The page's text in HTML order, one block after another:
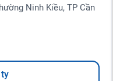
Ninh Kiều, TP Cần